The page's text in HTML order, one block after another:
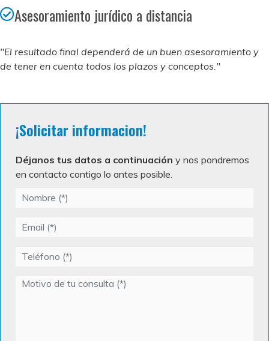
Asesoramiento jurídico a distancia
"El resultado final dependerá de un buen asesoramiento y
de tener en cuenta todos los plazos y conceptos."
¡Solicitar informacion!
Déjanos tus datos a continuación y nos pondremos
en contacto contigo lo antes posible.